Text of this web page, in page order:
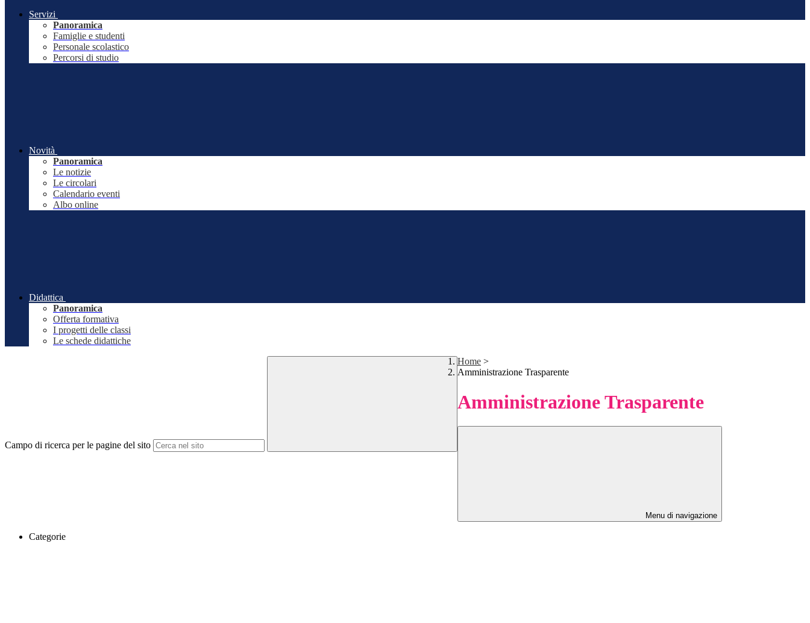
Servizi
Panoramica
Famiglie e studenti
Personale scolastico
Percorsi di studio
Novità
Panoramica
Le notizie
Le circolari
Calendario eventi
Albo online
Didattica
Panoramica
Offerta formativa
I progetti delle classi
Le schede didattiche
Campo di ricerca per le pagine del sito
Home >
Amministrazione Trasparente
Amministrazione Trasparente
Menu di navigazione
Categorie